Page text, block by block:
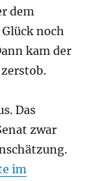
dem
noch
kam der
Das
zwar
im